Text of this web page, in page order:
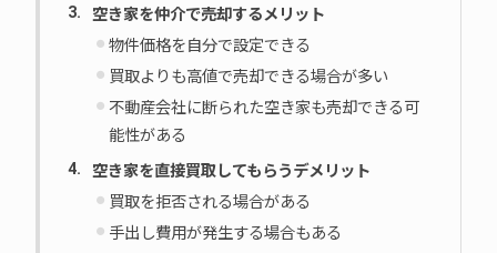
空き家を仲介で売却するメリット
物件価格を自分で設定できる
買取よりも高値で売却できる場合が多い
不動産会社に断られた空き家も売却できる可
能性がある
空き家を直接買取してもらうデメリット
買取を拒否される場合がある
手出し費用が発生する場合もある